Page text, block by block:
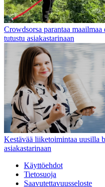
Crowdsorsa parantaa
tutustu asiakastarinaan
Kestävää liiketoimintaa uusilla
asiakastarinaan
Käyttöehdot
Tietosuoja
Saavutettavuusseloste